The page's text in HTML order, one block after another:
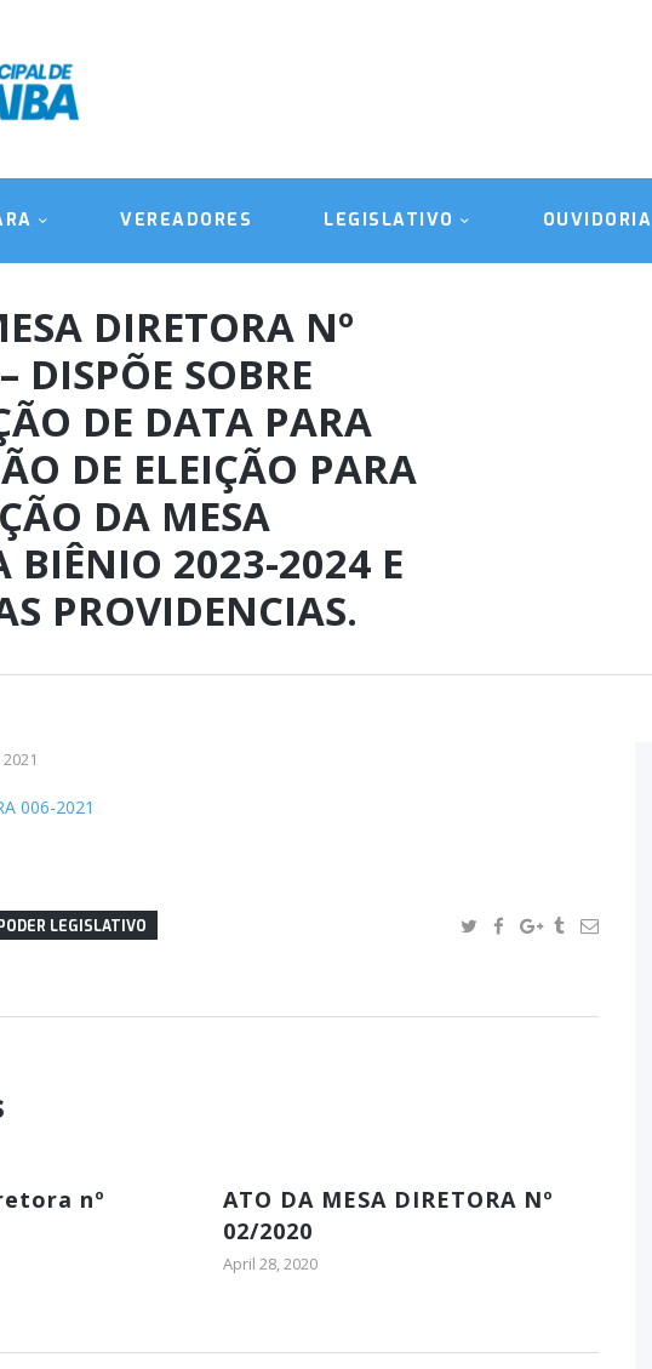
VEREADORES LEGISLATIVO OUVIDORIA
DIRETORA Nº
DISPÕE SOBRE
DE DATA PARA
DE ELEIÇÃO PARA
DA MESA
BIÊNIO 2023-2024 E
PROVIDENCIAS.
OUVIDORIA
TRANSPARÊNCIA
006-2021
LEGISLATIVO
nº
ATO DA MESA DIRETORA Nº
02/2020
April 28, 2020